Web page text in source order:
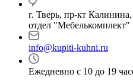
г. Тверь, пр-кт
отдел "Мебелькомплект"
info@kupiti-kuhni.ru
Ежедневно с 10 до 19